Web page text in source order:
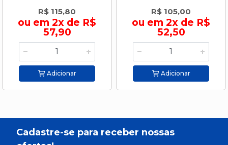
R$ 115,80
ou em 2x de R$
57,90
Adicionar
R$ 105,00
ou em 2x de R$
52,50
Adicionar
Cadastre-se para receber nossas